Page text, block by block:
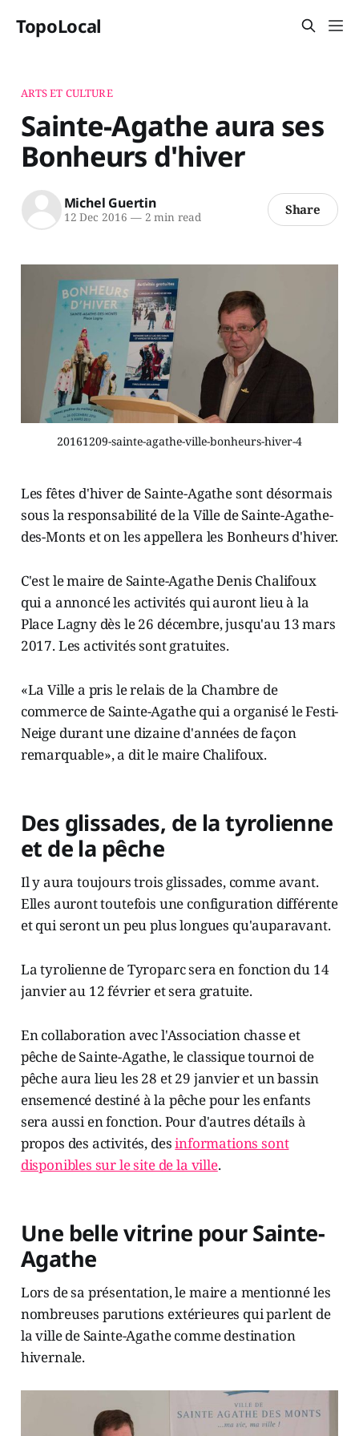
TopoLocal
ARTS ET CULTURE
Sainte-Agathe aura ses
Bonheurs d'hiver
Michel Guertin
12 Dec 2016 —2 min read Share
20161209-sainte-agathe-ville-bonheurs-hiver-4
Les fêtes d'hiver de Sainte-Agathe sont désormais
sous la responsabilité de la Ville de Sainte-Agathe-
des-Monts et on les appellera les Bonheurs d'hiver.
C'est le maire de Sainte-Agathe Denis Chalifoux
qui a annoncé les activités qui auront lieu à la
Place Lagny dès le 26 décembre, jusqu'au 13 mars
2017. Les activités sont gratuites.
«La Ville a pris le relais de la Chambre de
commerce de Sainte-Agathe qui a organisé le Festi-
Neige durant une dizaine d'années de façon
remarquable», a dit le maire Chalifoux.
Des glissades, de la tyrolienne
et de la pêche
Il y aura toujours trois glissades, comme avant.
Elles auront toutefois une configuration différente
et qui seront un peu plus longues qu'auparavant.
La tyrolienne de Tyroparc sera en fonction du 14
janvier au 12 février et sera gratuite.
En collaboration avec l'Association chasse et
pêche de Sainte-Agathe, le classique tournoi de
pêche aura lieu les 28 et 29 janvier et un bassin
ensemencé destiné à la pêche pour les enfants
sera aussi en fonction. Pour d'autres détails à
propos des activités, desinformations sont
disponibles sur le site de la ville.
Une belle vitrine pour Sainte-
Agathe
Lors de sa présentation, le maire a mentionné les
nombreuses parutions extérieures qui parlent de
la ville de Sainte-Agathe comme destination
hivernale.